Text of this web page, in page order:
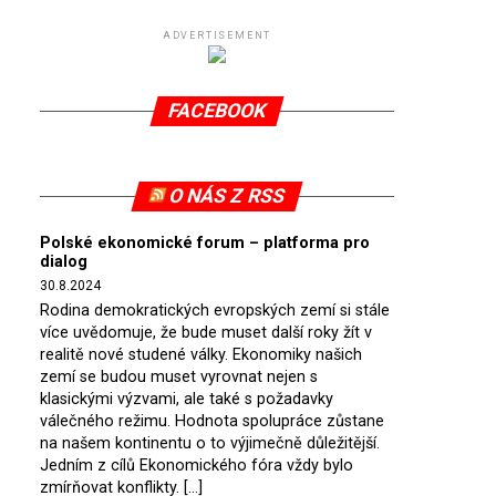
ADVERTISEMENT
FACEBOOK
O NÁS Z RSS
Polské ekonomické forum – platforma pro
dialog
30.8.2024
Rodina demokratických evropských zemí si stále
více uvědomuje, že bude muset další roky žít v
realitě nové studené války. Ekonomiky našich
zemí se budou muset vyrovnat nejen s
klasickými výzvami, ale také s požadavky
válečného režimu. Hodnota spolupráce zůstane
na našem kontinentu o to výjimečně důležitější.
Jedním z cílů Ekonomického fóra vždy bylo
zmírňovat konflikty. […]